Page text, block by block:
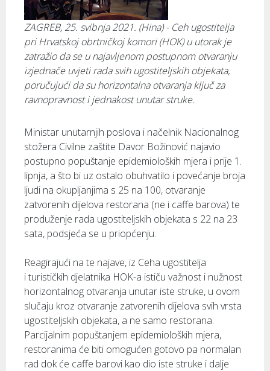
ZAGREB, 25. svibnja 2021. (Hina) - Ceh ugostitelja
pri Hrvatskoj obrtničkoj komori (HOK) u utorak je
zatražio da se u najavljenom postupnom otvaranju
izjednače uvjeti rada svih ugostiteljskih objekata,
poručujući da su horizontalna otvaranja ključ za
ravnopravnost i jednakost unutar struke.
Ministar unutarnjih poslova i načelnik Nacionalnog
stožera Civilne zaštite Davor Božinović najavio
postupno popuštanje epidemioloških mjera i prije 1.
lipnja, a što bi uz ostalo obuhvatilo i povećanje broja
ljudi na okupljanjima s 25 na 100, otvaranje
zatvorenih dijelova restorana (ne i caffe barova) te
produženje rada ugostiteljskih objekata s 22 na 23
sata, podsjeća se u priopćenju.
Reagirajući na te najave, iz Ceha ugostitelja
i turističkih djelatnika HOK-a ističu važnost i nužnost
horizontalnog otvaranja unutar iste struke, u ovom
slučaju kroz otvaranje zatvorenih dijelova svih vrsta
ugostiteljskih objekata, a ne samo restorana.
Parcijalnim popuštanjem epidemioloških mjera,
restoranima će biti omogućen gotovo pa normalan
rad dok će caffe barovi kao dio iste struke i dalje